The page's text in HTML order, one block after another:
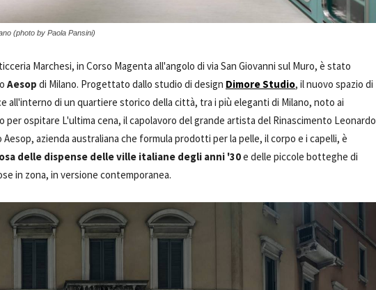
(photo by Paola Pansini)
Marchesi, in Corso Magenta all'angolo di via San Giovanni sul Muro, è stato
Aesop di Milano. Progettato dallo studio di design Dimore Studio, il nuovo spazio di
all'interno di un quartiere storico della città, tra i più eleganti di Milano, noto ai
ospitare L'ultima cena, il capolavoro del grande artista del Rinascimento Leonardo
Aesop, azienda australiana che formula prodotti per la pelle, il corpo e i capelli, è
delle dispense delle ville italiane degli anni '30e delle piccole botteghe di
in zona, in versione contemporanea.